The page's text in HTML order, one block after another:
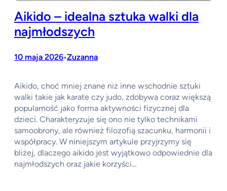
Aikido – idealna sztuka walki dla
najmłodszych
10 maja 2026•Zuzanna
Aikido, choć mniej znane niż inne wschodnie sztuki
walki takie jak karate czy judo, zdobywa coraz większą
popularność jako forma aktywności fizycznej dla
dzieci. Charakteryzuje się ono nie tylko technikami
samoobrony, ale również filozofią szacunku, harmonii i
współpracy. W niniejszym artykule przyjrzymy się
bliżej, dlaczego aikido jest wyjątkowo odpowiednie dla
najmłodszych oraz jakie korzyści…